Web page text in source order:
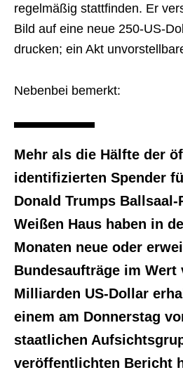
regelmäßig stattfinden. Er
Bild auf eine neue 250-US-
drucken; ein Akt
Nebenbei bemerkt:
Mehr als die Hälfte der
identifizierten Spender
Donald Trumps
Weißen Haus haben in
Monaten neue oder
Bundesaufträge im Wert
Milliarden US-Dollar
einem am Donnerstag
staatlichen
veröffentlichten Bericht